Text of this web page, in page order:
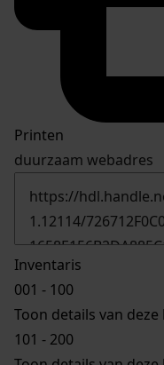
Printen
duurzaam webadres
Inventaris
001 - 100
Toon details van
101 - 200